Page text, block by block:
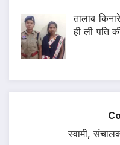
तालाब
ही ली पति
स्वामी,